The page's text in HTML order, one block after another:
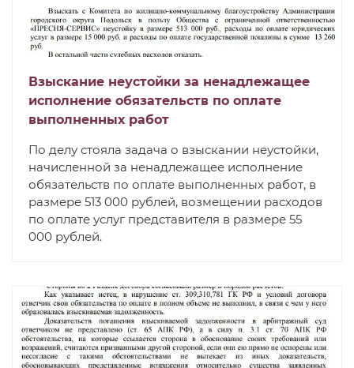
Взыскание неустойки за ненадлежащее
исполнение обязательств по оплате
выполненных работ
По делу стояла задача о взыскании неустойки,
начисленной за ненадлежащее исполнение
обязательств по оплате выполненных работ, в
размере 513 000 рублей, возмещении расходов
по оплате услуг представителя в размере 55
000 рублей.